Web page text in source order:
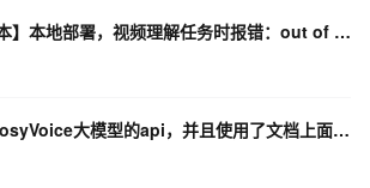
【QWEN-VL-2.5版本】本地部署，视频理解任务时报错：out of memory
我使用了语音合成CosyVoice大模型的api，并且使用了文档上面贴图的python sdk,报错